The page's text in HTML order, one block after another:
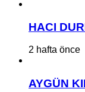
HACI
2 hafta önce
AYGÜN